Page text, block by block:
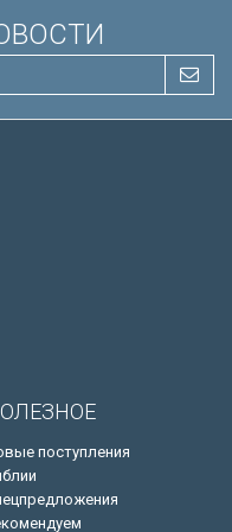
поступления